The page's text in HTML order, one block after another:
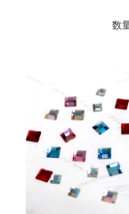
数